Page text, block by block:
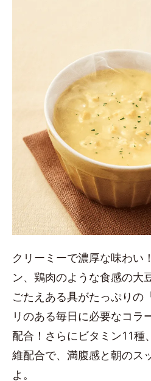
クリーミーで濃厚な味わい
ン、鶏肉のような食感の大
ごたえある具がたっぷりの
リのある毎日に必要なコラ
配合！さらにビタミン11種
維配合で、満腹感と朝のス
よ。